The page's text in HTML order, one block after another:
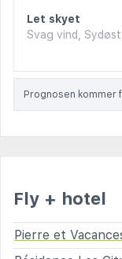
Let skyet
Svag vind,
Prognosen kommer
Fly + hotel